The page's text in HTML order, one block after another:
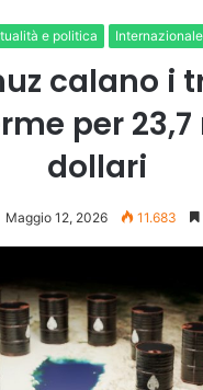
e politica Internazionale
calano i
per
dollari
Maggio 12, 2026 11.683